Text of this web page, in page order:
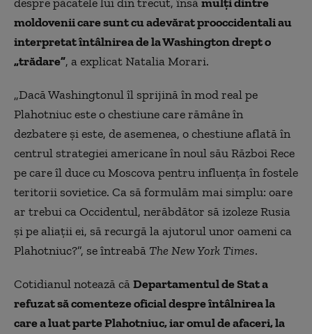
moldovenii care sunt cu adevărat prooccidentali au
interpretat întâlnirea de la Washington drept o
„trădare”, a explicat Natalia Morari.
„Dacă Washingtonul îl sprijină în mod real pe
Plahotniuc este o chestiune care rămâne în
dezbatere și este, de asemenea, o chestiune aflată în
centrul strategiei americane în noul său Război Rece
pe care îl duce cu Moscova pentru influența în fostele
teritorii sovietice. Ca să formulăm mai simplu: oare
ar trebui ca Occidentul, nerăbdător să izoleze Rusia
și pe aliații ei, să recurgă la ajutorul unor oameni ca
Plahotniuc?”, se întreabă The New York Times.
Cotidianul notează căDepartamentul de Stat a
refuzat să comenteze oficial despre întâlnirea la
care a luat parte Plahotniuc, iar omul de afaceri, la